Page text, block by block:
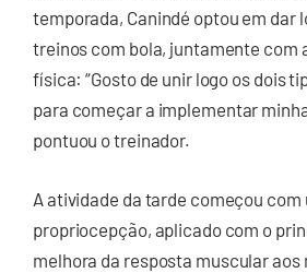
temporada, Canindé optou em dar
treinos com bola, juntamente com
física: “Gosto de unir logo os dois
para começar a implementar
pontuou o treinador.
A atividade da tarde começou com
propriocepção, aplicado com o
melhora da resposta muscular